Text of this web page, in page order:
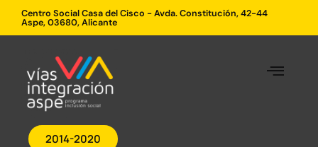
Centro Social Casa del Cisco - Avda. Constitución, 42-44
Aspe, 03680, Alicante
2014-2020